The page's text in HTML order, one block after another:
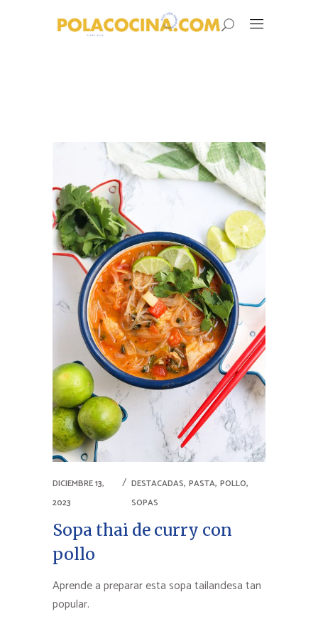
DICIEMBRE 13,
2023
DESTACADAS,PASTA,POLLO,
SOPAS
Sopa thai de curry con
pollo
Aprende a preparar esta sopa tailandesa tan
popular.